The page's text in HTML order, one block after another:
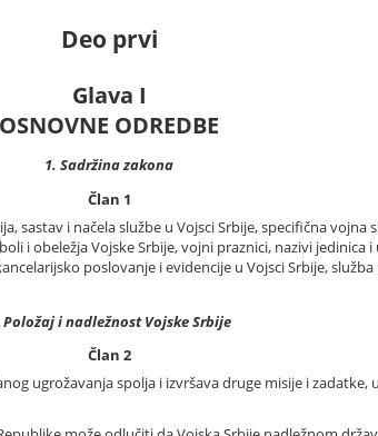
Deo prvi
Glava I
OSNOVNE ODREDBE
1. Sadržina zakona
Član 1
sastav i načela službe u Vojsci Srbije, specifična
i obeležja Vojske Srbije, vojni praznici, nazivi
poslovanje i evidencije u Vojsci Srbije,
Položaj i nadležnost Vojske Srbije
Član 2
ugrožavanja spolja i izvršava druge misije i